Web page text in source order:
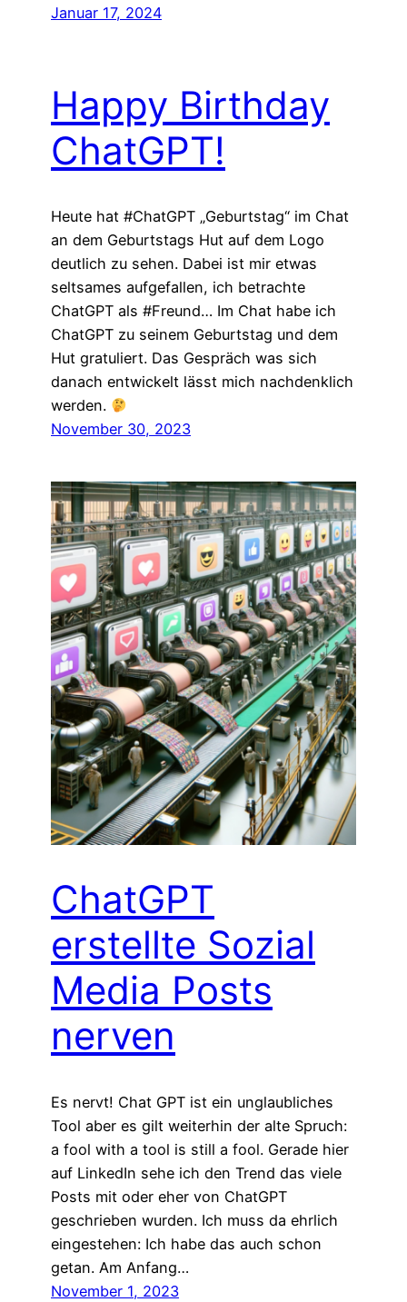
Januar 17, 2024
Happy Birthday
ChatGPT!
Heute hat #ChatGPT „Geburtstag“ im Chat
an dem Geburtstags Hut auf dem Logo
deutlich zu sehen. Dabei ist mir etwas
seltsames aufgefallen, ich betrachte
ChatGPT als #Freund… Im Chat habe ich
ChatGPT zu seinem Geburtstag und dem
Hut gratuliert. Das Gespräch was sich
danach entwickelt lässt mich nachdenklich
werden.
November 30, 2023
ChatGPT
erstellte Sozial
Media Posts
nerven
Es nervt! Chat GPT ist ein unglaubliches
Tool aber es gilt weiterhin der alte Spruch:
a fool with a tool is still a fool. Gerade hier
auf LinkedIn sehe ich den Trend das viele
Posts mit oder eher von ChatGPT
geschrieben wurden. Ich muss da ehrlich
eingestehen: Ich habe das auch schon
getan. Am Anfang…
November 1, 2023